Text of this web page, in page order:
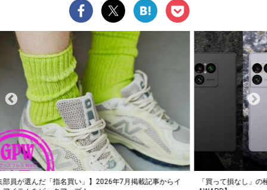
イ
「買って損なし」の極上スマホ5選【GoodsPress 2026上半期
薄着